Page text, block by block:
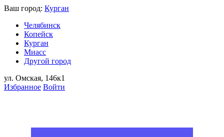
Ваш город: Курган
Челябинск
Копейск
Курган
Миасс
Другой город
ул. Омская, 146к1
Избранное Войти